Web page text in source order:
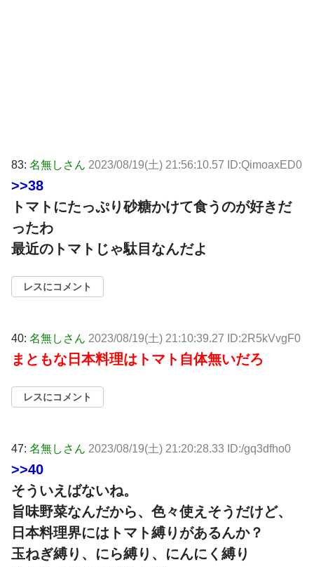
83: 名無しさん 2023/08/19(土) 21:56:10.57 ID:QimoaxED0
>>38
トマトにたっぷり砂糖かけて食うのが好きだ
ったわ
最近のトマトじゃ駄目なんだよ
レスにコメント
40: 名無しさん 2023/08/19(土) 21:10:39.27 ID:2R5kVvgF0
まともな日本料理はトマト自体無いだろ
レスにコメント
47: 名無しさん 2023/08/19(土) 21:20:28.33 ID:/gq3dfho0
>>40
そういえばないね。
旨味野菜なんだから、色々使えそうだけど、
日本料理界にはトマト縛りがあるんか？
玉ねぎ縛り、にら縛り、にんにく縛り